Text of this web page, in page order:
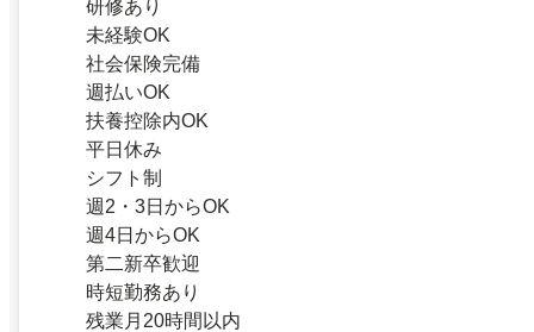
研修あり
未経験OK
社会保険完備
週払いOK
扶養控除内OK
平日休み
シフト制
週2・3日からOK
週4日からOK
第二新卒歓迎
時短勤務あり
残業月20時間以内